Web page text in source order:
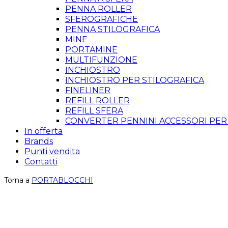
PENNA ROLLER
SFEROGRAFICHE
PENNA STILOGRAFICA
MINE
PORTAMINE
MULTIFUNZIONE
INCHIOSTRO
INCHIOSTRO PER STILOGRAFICA
FINELINER
REFILL ROLLER
REFILL SFERA
CONVERTER PENNINI ACCESSORI
In offerta
Brands
Punti vendita
Contatti
Torna a PORTABLOCCHI